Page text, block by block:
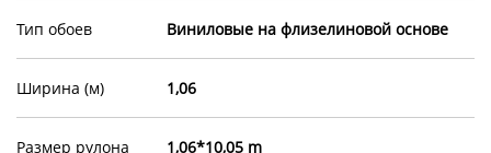
Тип обоев Виниловые на флизелиновой основе
Ширина (м) 1,06
Размер рулона 1,06*10,05 m